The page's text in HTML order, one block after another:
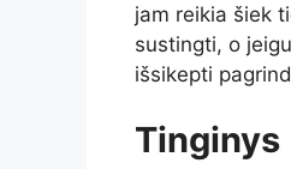
jam reikia šiek
sustingti, o
išsikepti
Tinginys